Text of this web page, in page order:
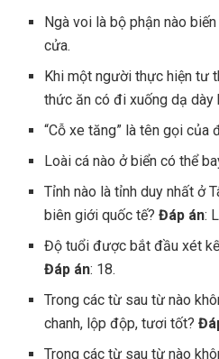
Ngà voi là bộ phận nào
cửa.
Khi một người thực hiện tư
thức ăn có đi xuống dạ dày
“Cỗ xe tăng” là tên gọi của
Loài cá nào ở biển có thể
Tỉnh nào là tỉnh duy nhất ở
biên giới quốc tế?Đáp án:
Độ tuổi được bắt đầu xét
Đáp án: 18.
Trong các từ sau từ nào
chanh, lộp độp, tươi tốt?
Trong các từ sau từ nào